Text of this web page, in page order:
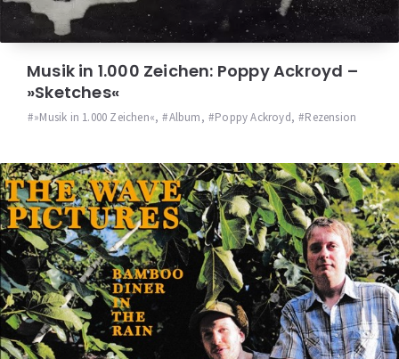
Musik in 1.000 Zeichen: Poppy Ackroyd –
»Sketches«
»Musik in 1.000 Zeichen«, Album, Poppy Ackroyd, Rezension